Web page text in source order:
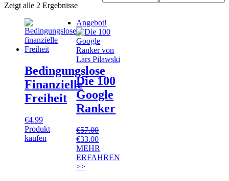
Zeigt alle 2 Ergebnisse
Bedingungslose
Finanzielle
Freiheit
€4.99
Produkt
kaufen
Angebot!
Die 100
Google
Ranker
€57.00
€33.00
MEHR
ERFAHREN
>>